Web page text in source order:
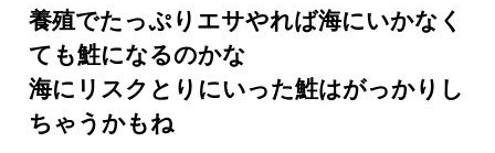
養殖でたっぷりエサやれば海にいかなく
ても鮏になるのかな
海にリスクとりにいった鮏はがっかりし
ちゃうかもね